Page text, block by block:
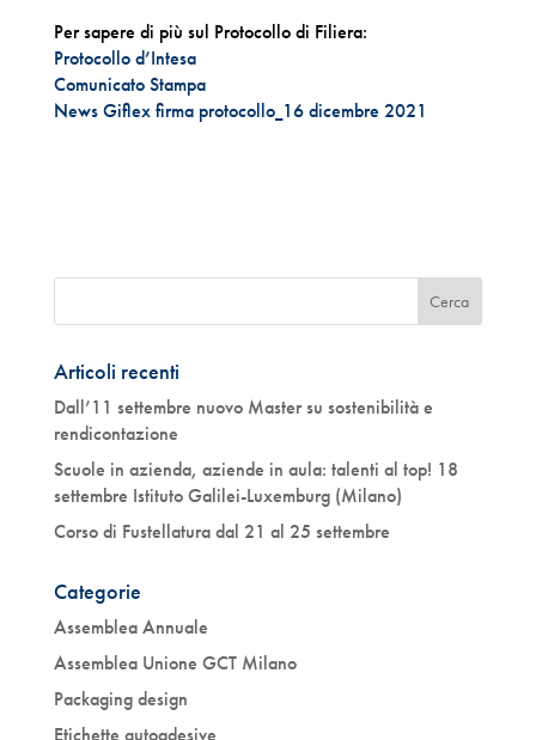
Per sapere di più sul Protocollo di Filiera:
Protocollo d’Intesa
Comunicato Stampa
News Giflex firma protocollo_16 dicembre 2021
Articoli recenti
Dall’11 settembre nuovo Master su sostenibilità e
rendicontazione
Scuole in azienda, aziende in aula: talenti al top! 18
settembre Istituto Galilei-Luxemburg (Milano)
Corso di Fustellatura dal 21 al 25 settembre
Categorie
Assemblea Annuale
Assemblea Unione GCT Milano
Packaging design
Etichette autoadesive